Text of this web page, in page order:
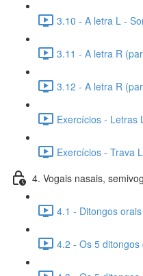
3.10 - A letra L -
3.11 - A letra R
3.12 - A letra R
Exercícios - Letras
Exercícios - Trava
4. Vogais nasais,
4.1 - Ditongos
4.2 - Os 5